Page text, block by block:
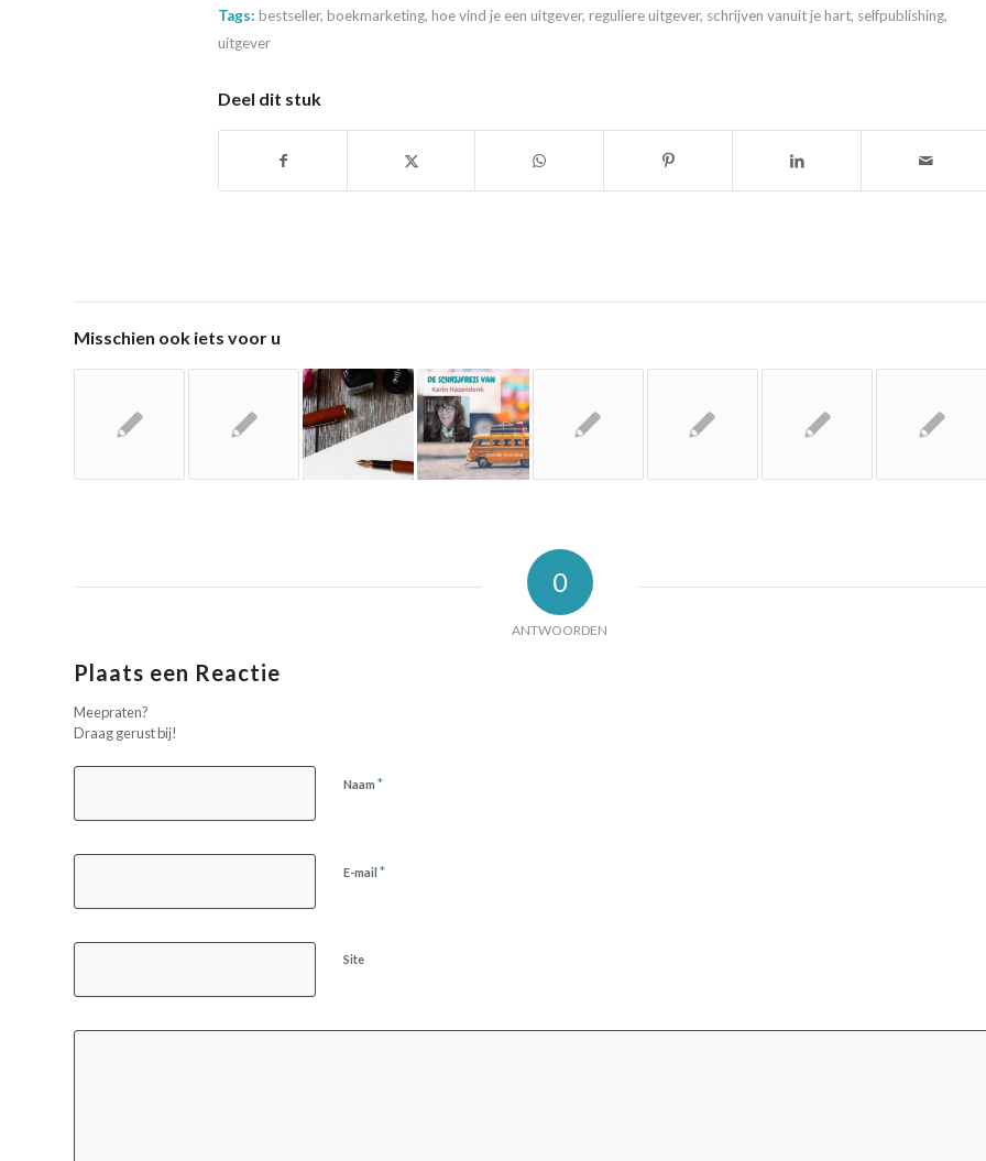
Tags: bestseller, boekmarketing, hoe vind je een uitgever, reguliere uitgever, schrijven vanuit je hart, selfpublishing,
uitgever
Deel dit stuk
Misschien ook iets voor u
0
ANTWOORDEN
Plaats een Reactie
Meepraten?
Draag gerust bij!
Naam *
E-mail *
Site